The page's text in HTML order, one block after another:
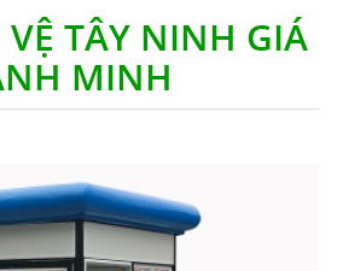
TÂY NINH GIÁ
MINH